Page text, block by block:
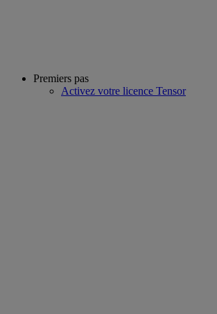
Premiers pas
Activez votre licence Tensor